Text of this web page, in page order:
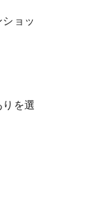
ョッ
を選